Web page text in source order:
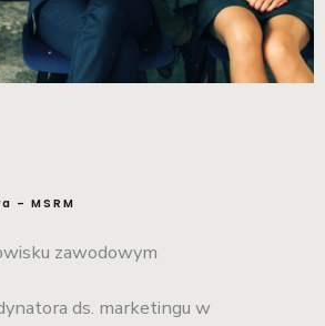
– MSRM
zawodowym
ds. marketingu w